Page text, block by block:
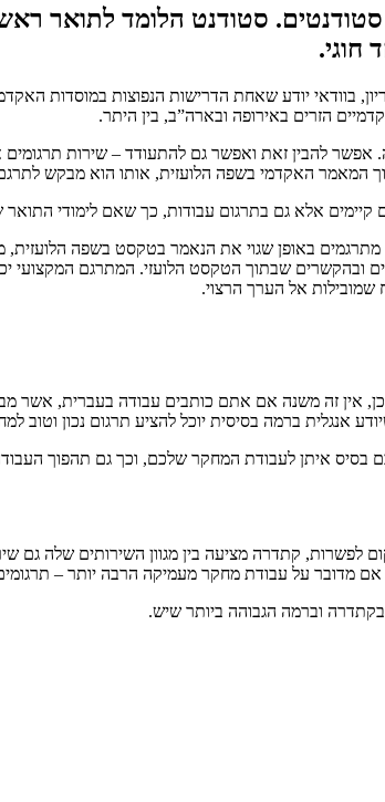
סטודנט הלומד לתואר
חוגי.
בוודאי יודע שאחת הדרישות הנפוצות במוסדות
הזרים באירופה ובארה”ב, בין היתר.
להבין זאת ואפשר גם להתעודד – שירות
המאמר האקדמי בשפה הלועזית, אותו הוא מבקש
אלא גם בתרגום עבודות, כך שאם לימודי
מתרגמים באופן שגוי את הנאמר בטקסט בשפה
שבתוך הטקסט הלועזי. המתרגם המקצועי
אל הערך הרצוי.
אין זה משנה אם אתם כותבים עבודה בעברית, אשר
אנגלית ברמה בסיסית יוכל להציע תרגום נכון וטוב
בסיס איתן לעבודת המחקר שלכם, וכך גם תהפוך
לפשרות, קתדרה מציעה בין מגוון השירותים שלה גם
אם מדובר על עבודת מחקר מעמיקה הרבה יותר –
וברמה הגבוהה ביותר שיש.